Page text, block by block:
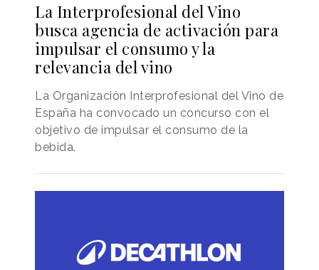
La Interprofesional del Vino
busca agencia de activación para
impulsar el consumo y la
relevancia del vino
La Organización Interprofesional del Vino de
España ha convocado un concurso con el
objetivo de impulsar el consumo de la
bebida.